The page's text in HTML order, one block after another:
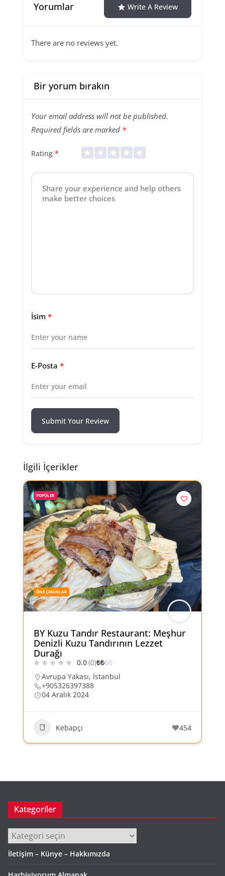
Yorumlar Write A Review
There are no reviews yet.
Bir yorum bırakın
Your email address will not be published.
Required fields are marked *
Rating *
İsim *
E-Posta *
Submit Your Review
İlgili İçerikler
POPÜLER
ÖNE ÇIKANLAR
BY Kuzu Tandır Restaurant: Meşhur
Denizli Kuzu Tandırının Lezzet
Durağı
0.0(0)₺₺₺₺
Avrupa Yakası, İstanbul
+905326397388
04 Aralık 2024
Kebapçı 454
Kategoriler
Kategoriler
İletişim – Künye – Hakkımızda